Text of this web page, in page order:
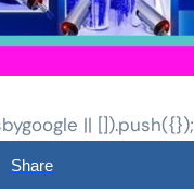
|| []).push({});
Share